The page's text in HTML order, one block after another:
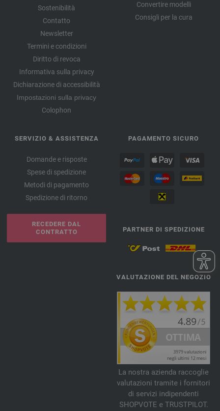
Sostenibilità
Contatto
Newsletter
Termini e condizioni
Diritto di revoca
Informativa sulla privacy
Dichiarazione di accessibilità
Impostazioni sulla privacy
Colophon
Convertire modelli
Consigli per la cura
SERVIZIO & ASSISTENZA
Domande e risposte
Spese di spedizione
Metodi di pagamento
Spedizione di ritorno
RECEDERE DAL
CONTRATTO
PAGAMENTO SICURO
PARTNER DI SPEDIZIONE
VALUTAZIONE DEL NEGOZIO
La nostra azienda raccoglie
valutazioni tramite i fornitori
di servizi indipendenti
SHOPVOTE e TRUSTPILOT.